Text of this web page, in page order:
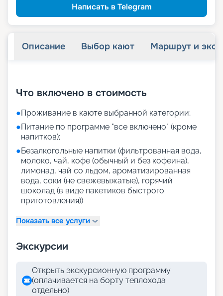
Написать в Telegram
Описание Выбор кают Маршрут и
Что включено в стоимость
●Проживание в каюте выбранной категории;
●Питание по программе "все включено" (кроме
напитков);
●Безалкогольные напитки (фильтрованная вода,
молоко, чай, кофе (обычный и без кофеина),
лимонад, чай со льдом, ароматизированная
вода, соки (не свежевыжатые), горячий
шоколад (в виде пакетиков быстрого
приготовления))
Показать все услуги
Экскурсии
Открыть экскурсионную программу
(оплачивается на борту теплохода
отдельно)